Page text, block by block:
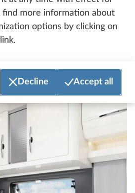
find more information about
options by clicking on
Decline Accept all
CFe